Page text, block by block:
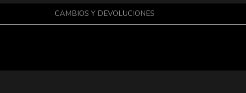
CAMBIOS Y DEVOLUCIONES